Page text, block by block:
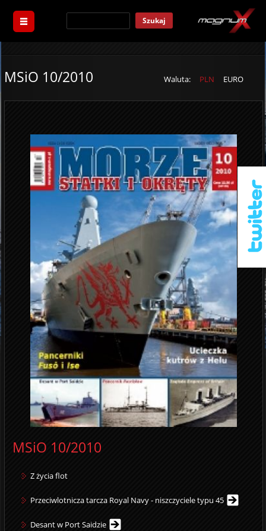
Szukaj
Waluta: PLN EURO
MSiO 10/2010
MSiO 10/2010
Z życia flot
Przeciwlotnicza tarcza Royal Navy - niszczyciele typu 45
Desant w Port Saidzie